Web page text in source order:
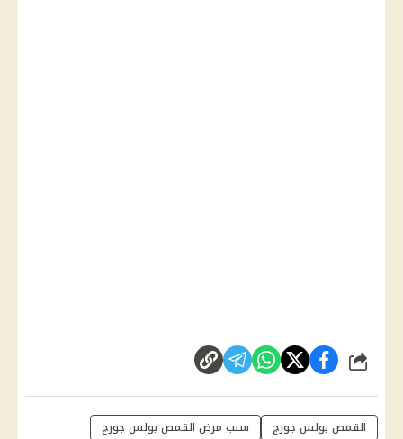
شارك
القمص بولس جورج
سبب مرض القمص بولس جورج